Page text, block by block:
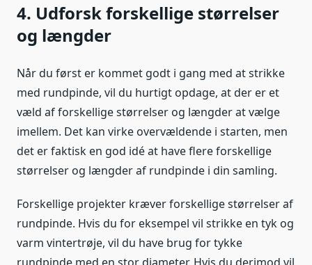
4. Udforsk forskellige størrelser
og længder
Når du først er kommet godt i gang med at strikke
med rundpinde, vil du hurtigt opdage, at der er et
væld af forskellige størrelser og længder at vælge
imellem. Det kan virke overvældende i starten, men
det er faktisk en god idé at have flere forskellige
størrelser og længder af rundpinde i din samling.
Forskellige projekter kræver forskellige størrelser af
rundpinde. Hvis du for eksempel vil strikke en tyk og
varm vintertrøje, vil du have brug for tykke